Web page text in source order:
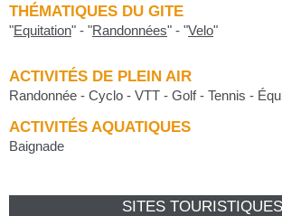
THÉMATIQUES DU GITE
"Equitation" - "Randonnées" - "Velo"
ACTIVITÉS DE PLEIN AIR
Randonnée - Cyclo - VTT - Golf - Tennis -
ACTIVITÉS AQUATIQUES
Baignade
SITES TOURISTIQUES